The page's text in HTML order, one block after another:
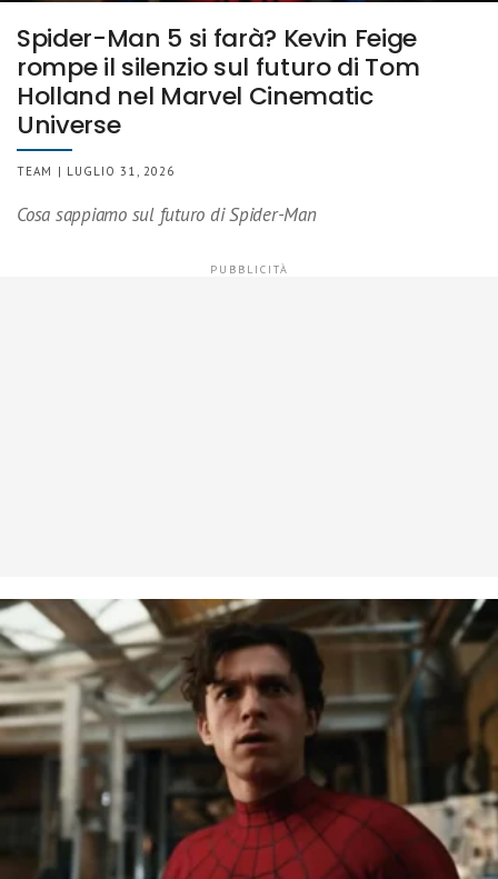
Spider-Man 5 si farà? Kevin Feige
rompe il silenzio sul futuro di Tom
Holland nel Marvel Cinematic
Universe
TEAM | LUGLIO 31, 2026
Cosa sappiamo sul futuro di Spider-Man